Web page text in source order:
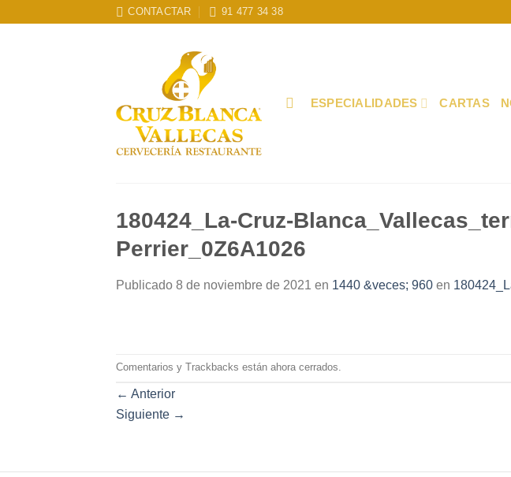
CONTACTAR 91 477 34 38
ESPECIALIDADES CARTAS
180424_La-Cruz-
Perrier_0Z6A1026
Publicado 8 de noviembre de 2021 en 1440 &veces; 960 en
Comentarios y Trackbacks están ahora cerrados.
← Anterior
Siguiente →